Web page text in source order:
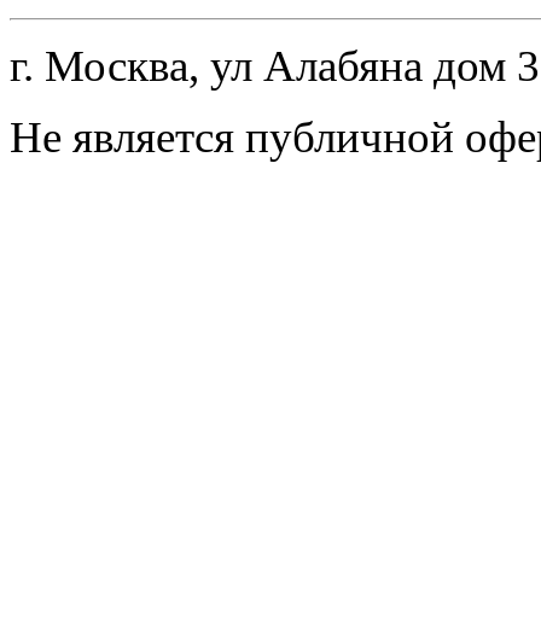
г. Москва, ул Алабяна дом
Не является публичной